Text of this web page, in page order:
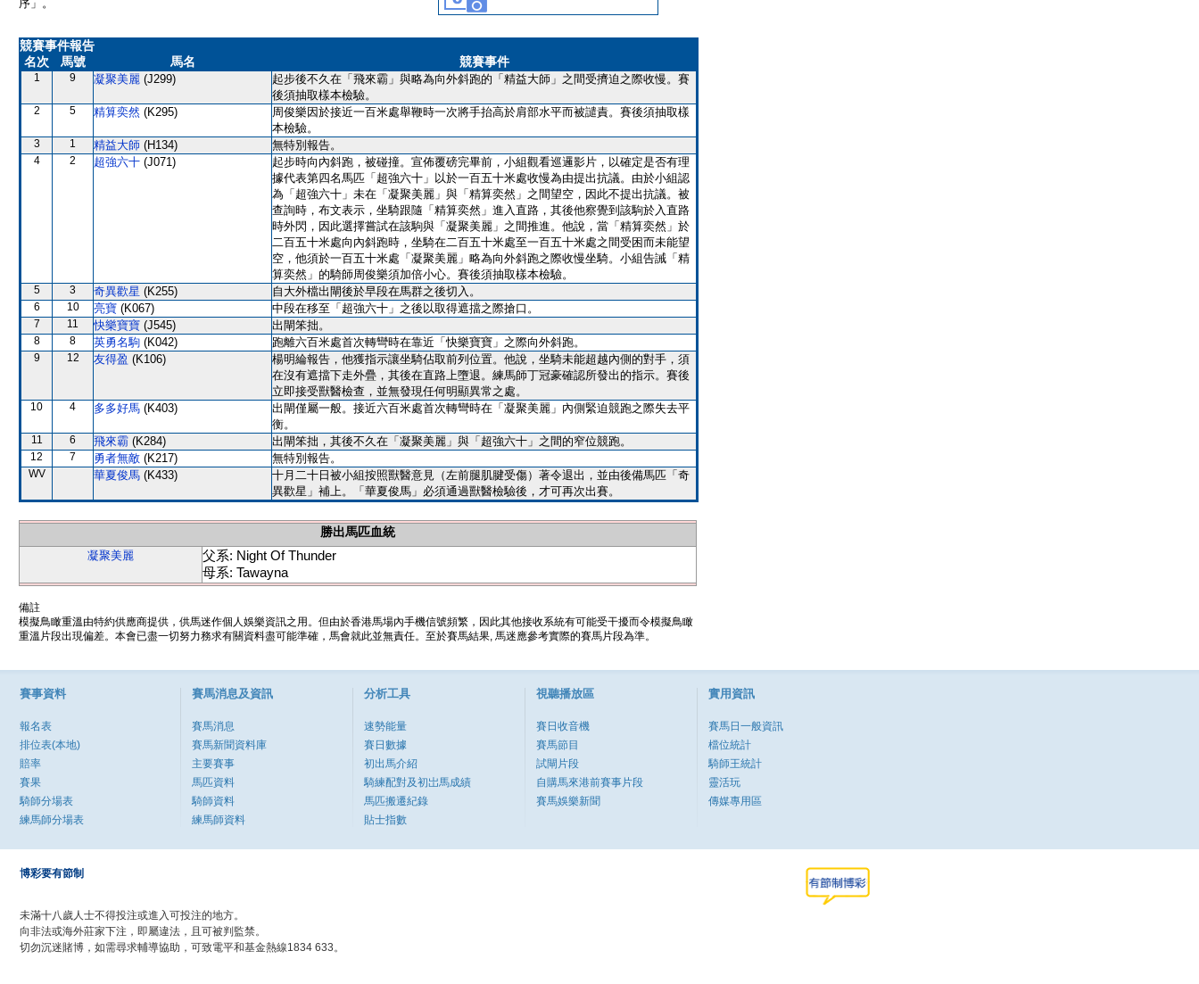
序」。
競賽事件報告
名次
馬號 馬名 競賽事件
1 9 凝聚美麗 (J299)
起步後不久在「飛來霸」與略為向外斜跑的「精益大師」之間受擠迫之際收慢。賽
後須抽取樣本檢驗。
2 5 精算奕然 (K295)
周俊樂因於接近一百米處舉鞭時一次將手抬高於肩部水平而被譴責。賽後須抽取樣
本檢驗。
3 1 精益大師 (H134) 無特別報告。
4 2 超強六十 (J071)
起步時向內斜跑，被碰撞。宣佈覆磅完畢前，小組觀看巡邏影片，以確定是否有理
據代表第四名馬匹「超強六十」以於一百五十米處收慢為由提出抗議。由於小組認
為「超強六十」未在「凝聚美麗」與「精算奕然」之間望空，因此不提出抗議。被
查詢時，布文表示，坐騎跟隨「精算奕然」進入直路，其後他察覺到該駒於入直路
時外閃，因此選擇嘗試在該駒與「凝聚美麗」之間推進。他說，當「精算奕然」於
二百五十米處向內斜跑時，坐騎在二百五十米處至一百五十米處之間受困而未能望
空，他須於一百五十米處「凝聚美麗」略為向外斜跑之際收慢坐騎。小組告誡「精
算奕然」的騎師周俊樂須加倍小心。賽後須抽取樣本檢驗。
5 3 奇異歡星 (K255) 自大外檔出閘後於早段在馬群之後切入。
6 10 亮寶 (K067) 中段在移至「超強六十」之後以取得遮擋之際搶口。
7 11 快樂寶寶 (J545) 出閘笨拙。
8 8 英勇名駒 (K042) 跑離六百米處首次轉彎時在靠近「快樂寶寶」之際向外斜跑。
9 12 友得盈 (K106)
楊明綸報告，他獲指示讓坐騎佔取前列位置。他說，坐騎未能超越內側的對手，須
在沒有遮擋下走外疊，其後在直路上墮退。練馬師丁冠豪確認所發出的指示。賽後
立即接受獸醫檢查，並無發現任何明顯異常之處。
10 4 多多好馬 (K403)
出閘僅屬一般。接近六百米處首次轉彎時在「凝聚美麗」內側緊迫競跑之際失去平
衡。
11 6 飛來霸 (K284) 出閘笨拙，其後不久在「凝聚美麗」與「超強六十」之間的窄位競跑。
12 7 勇者無敵 (K217) 無特別報告。
WV 華夏俊馬 (K433)
十月二十日被小組按照獸醫意見（左前腿肌腱受傷）著令退出，並由後備馬匹「奇
異歡星」補上。「華夏俊馬」必須通過獸醫檢驗後，才可再次出賽。
勝出馬匹血統
凝聚美麗
父系: Night Of Thunder
母系: Tawayna
備註
模擬鳥瞰重溫由特約供應商提供，供馬迷作個人娛樂資訊之用。但由於香港馬場內手機信號頻繁，因此其他接收系統有可能受干擾而令模擬鳥瞰
重溫片段出現偏差。本會已盡一切努力務求有關資料盡可能準確，馬會就此並無責任。至於賽馬結果, 馬迷應參考實際的賽馬片段為準。
賽事資料
報名表
排位表(本地)
賠率
賽果
騎師分場表
練馬師分場表
賽馬消息及資訊
賽馬消息
賽馬新聞資料庫
主要賽事
馬匹資料
騎師資料
練馬師資料
分析工具
速勢能量
賽日數據
初出馬介紹
騎練配對及初岀馬成績
馬匹搬遷紀錄
貼士指數
視聽播放區
賽日收音機
賽馬節目
試閘片段
自購馬來港前賽事片段
賽馬娛樂新聞
實用資訊
賽馬日一般資訊
檔位統計
騎師王統計
靈活玩
傳媒專用區
博彩要有節制
未滿十八歲人士不得投注或進入可投注的地方。
向非法或海外莊家下注，即屬違法，且可被判監禁。
切勿沉迷賭博，如需尋求輔導協助，可致電平和基金熱線1834 633。